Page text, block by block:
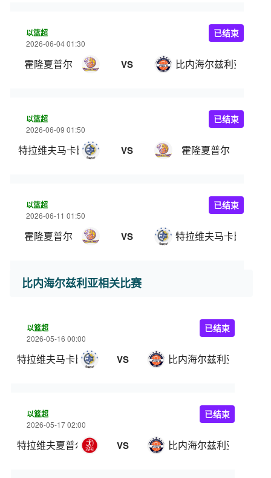
以篮超
2026-06-04 01:30
霍隆夏普尔 VS 比内海尔兹利亚
已结束
以篮超
2026-06-09 01:50
特拉维夫马卡比 VS 霍隆夏普尔
已结束
以篮超
2026-06-11 01:50
霍隆夏普尔 VS 特拉维夫马卡比
已结束
比内海尔兹利亚相关比赛
以篮超
2026-05-16 00:00
特拉维夫马卡比 VS 比内海尔兹利亚
已结束
以篮超
2026-05-17 02:00
特拉维夫夏普尔 VS 比内海尔兹利亚
已结束